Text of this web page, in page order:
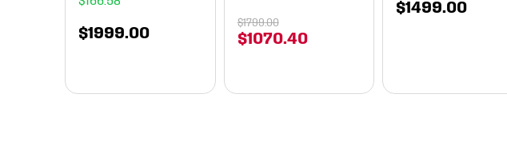
$1999 00 $1070. 40
$1799.00
$1499 00